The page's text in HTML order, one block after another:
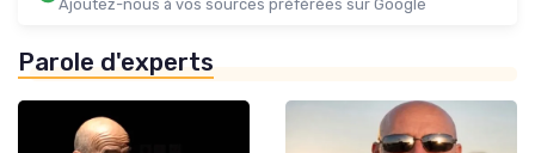
Ajoutez-nous à vos sources préférées sur Google
Parole d'experts